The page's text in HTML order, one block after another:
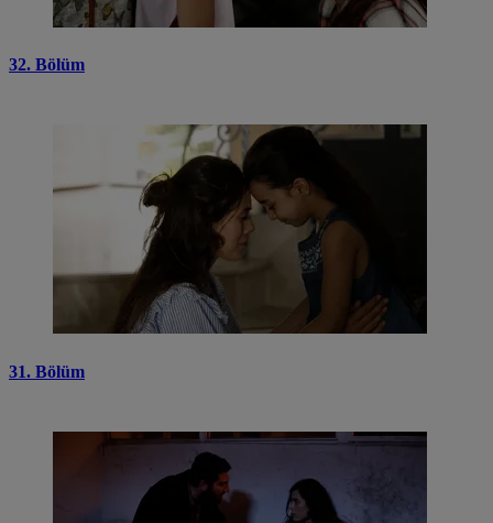
32. Bölüm
31. Bölüm